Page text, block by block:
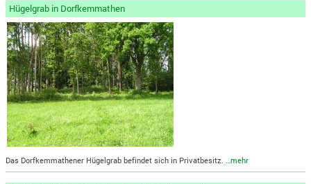
Hügelgrab in Dorfkemmathen
Das Dorfkemmathener Hügelgrab befindet sich in Privatbesitz. …mehr